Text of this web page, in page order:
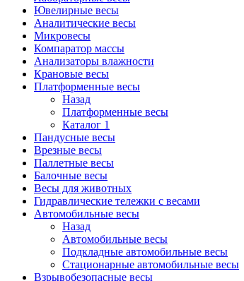
Ювелирные весы
Аналитические весы
Микровесы
Компаратор массы
Анализаторы влажности
Крановые весы
Платформенные весы
Назад
Платформенные весы
Каталог 1
Пандусные весы
Врезные весы
Паллетные весы
Балочные весы
Весы для животных
Гидравлические тележки с весами
Автомобильные весы
Назад
Автомобильные весы
Подкладные автомобильные весы
Стационарные автомобильные весы
Взрывобезопасные весы